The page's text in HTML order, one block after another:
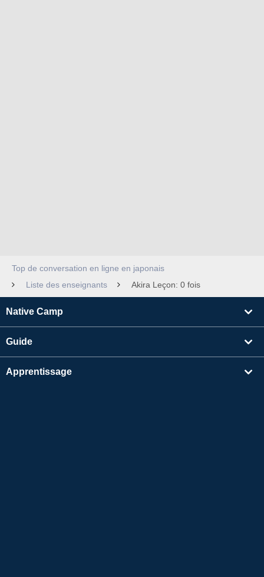
Top de conversation en ligne en japonais
Liste des enseignants
Akira Leçon: 0 fois
Native Camp
Guide
Apprentissage